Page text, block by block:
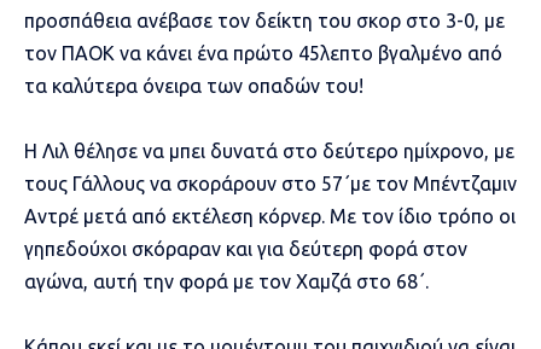
προσπάθεια ανέβασε τον δείκτη του σκορ στο 3-0, με
τον ΠΑΟΚ να κάνει ένα πρώτο 45λεπτο βγαλμένο από
τα καλύτερα όνειρα των οπαδών του!
Η Λιλ θέλησε να μπει δυνατά στο δεύτερο ημίχρονο, με
τους Γάλλους να σκοράρουν στο 57΄με τον Μπέντζαμιν
Αντρέ μετά από εκτέλεση κόρνερ. Με τον ίδιο τρόπο οι
γηπεδούχοι σκόραραν και για δεύτερη φορά στον
αγώνα, αυτή την φορά με τον Χαμζά στο 68΄.